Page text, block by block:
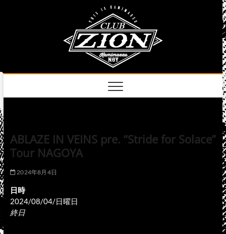
ABLAZE IN VEINS pre. “Stride for Solace”
Tour NAGOYA
2024年8月4日
日時
2024/08/04/日曜日
終日